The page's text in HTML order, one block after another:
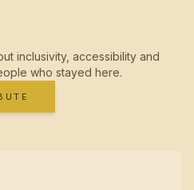
inclusivity, accessibility and
who stayed here.